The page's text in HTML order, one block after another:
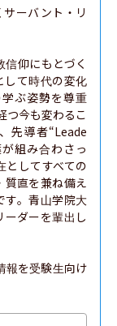
サーバント・リ
仰にもとづく
して時代の変化
ぶ姿勢を尊重
つ今も変わるこ
先導者“Leade
組み合わさっ
としてすべての
質直を兼ね備え
す。青山学院大
ダーを輩出し
報を受験生向け